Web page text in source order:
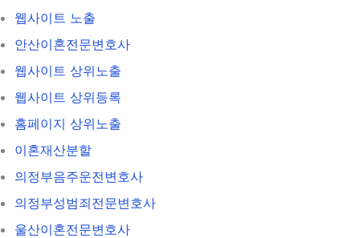
웹사이트 노출
안산이혼전문변호사
웹사이트 상위노출
웹사이트 상위등록
홈페이지 상위노출
이혼재산분할
의정부음주운전변호사
의정부성범죄전문변호사
울산이혼전문변호사